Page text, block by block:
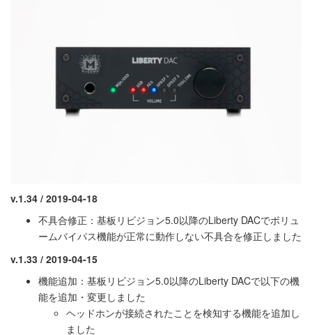
v.1.34 / 2019-04-18
不具合修正：基板リビジョン5.0以降のLiberty DACでボリュ
ームバイパス機能が正常に動作しない不具合を修正しました
v.1.33 / 2019-04-15
機能追加：基板リビジョン5.0以降のLiberty DACで以下の機
能を追加・変更しました
ヘッドホンが接続されたことを検知する機能を追加し
ました